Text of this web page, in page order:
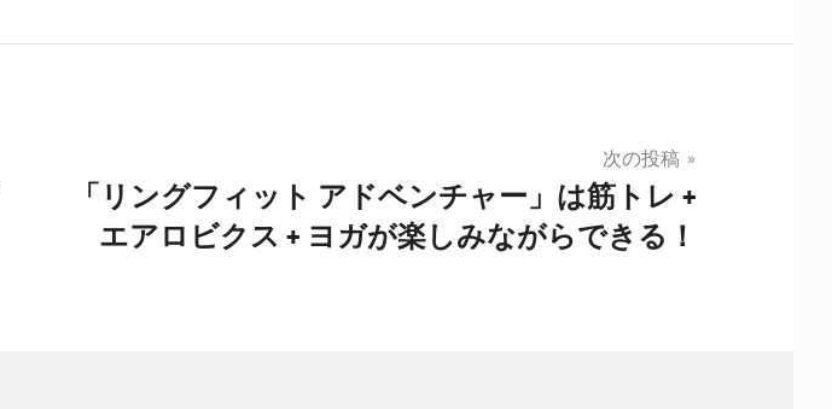
次の投稿
「リングフィット アドベンチャー」は筋トレ +
エアロビクス + ヨガが楽しみながらできる！